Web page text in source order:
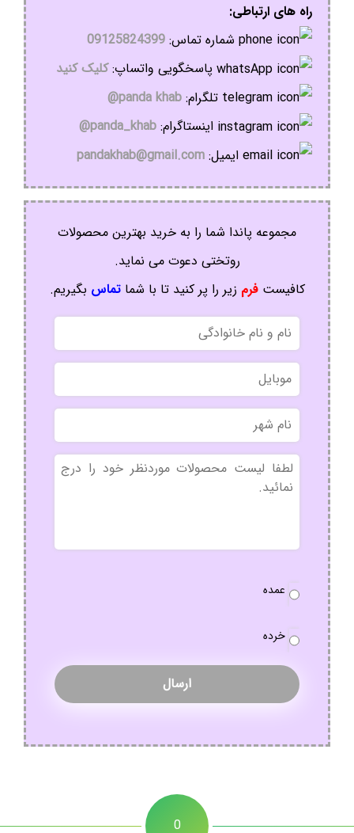
راه های ارتباطی:
شماره تماس: 09125824399
پاسخگویی واتساپ:کلیک کنید
تلگرام: panda khab@
اینستاگرام: panda_khab@
ایمیل: pandakhab@gmail.com
مجموعه پاندا شما را به خرید بهترین محصولات
روتختی دعوت می نماید.
کافیستفرم زیر را پر کنید تا با شماتماس بگیریم.
نام
و
نام
خانوادگی
موبایل
نام
شهر
بدون
عنوان
سفارش
عمده
خرده
0